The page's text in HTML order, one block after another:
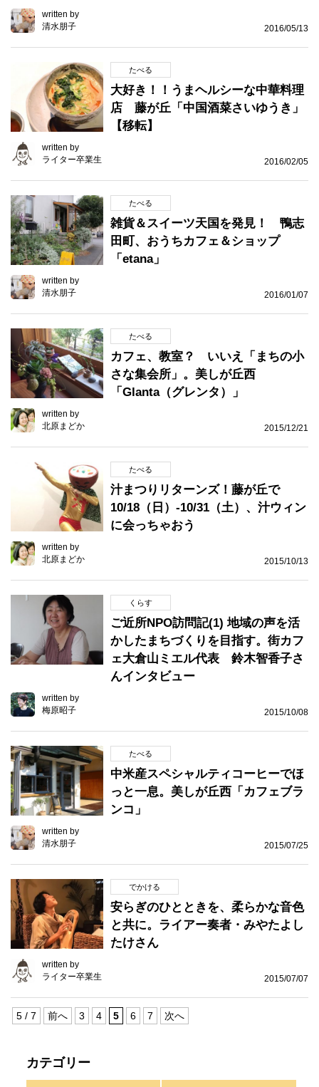
written by
清水朋子
2016/05/13
たべる
大好き！！うまヘルシーな中華料理
店 藤が丘「中国酒菜さいゆうき」
【移転】
written by
ライター卒業生
2016/02/05
たべる
雑貨＆スイーツ天国を発見！ 鴨志
田町、おうちカフェ＆ショップ
「etana」
written by
清水朋子
2016/01/07
たべる
カフェ、教室？ いいえ「まちの小
さな集会所」。美しが丘西
「Glanta（グレンタ）」
written by
北原まどか
2015/12/21
たべる
汁まつりリターンズ！藤が丘で
10/18（日）-10/31（土）、汁ウィン
に会っちゃおう
written by
北原まどか
2015/10/13
くらす
ご近所NPO訪問記(1) 地域の声を活
かしたまちづくりを目指す。街カフ
ェ大倉山ミエル代表 鈴木智香子さ
んインタビュー
written by
梅原昭子
2015/10/08
たべる
中米産スペシャルティコーヒーでほ
っと一息。美しが丘西「カフェブラ
ンコ」
written by
清水朋子
2015/07/25
でかける
安らぎのひとときを、柔らかな音色
と共に。ライアー奏者・みやたよし
たけさん
written by
ライター卒業生
2015/07/07
5 / 7 前へ 3 4 5 6 7 次へ
カテゴリー